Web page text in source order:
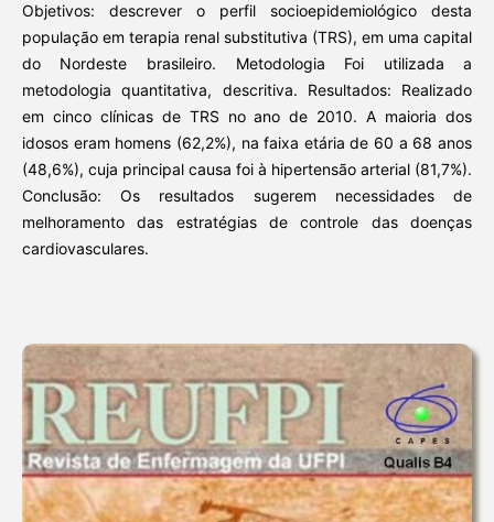
Objetivos: descrever o perfil socioepidemiológico desta
população em terapia renal substitutiva (TRS), em uma capital
do Nordeste brasileiro. Metodologia Foi utilizada a
metodologia quantitativa, descritiva. Resultados: Realizado
em cinco clínicas de TRS no ano de 2010. A maioria dos
idosos eram homens (62,2%), na faixa etária de 60 a 68 anos
(48,6%), cuja principal causa foi à hipertensão arterial (81,7%).
Conclusão: Os resultados sugerem necessidades de
melhoramento das estratégias de controle das doenças
cardiovasculares.